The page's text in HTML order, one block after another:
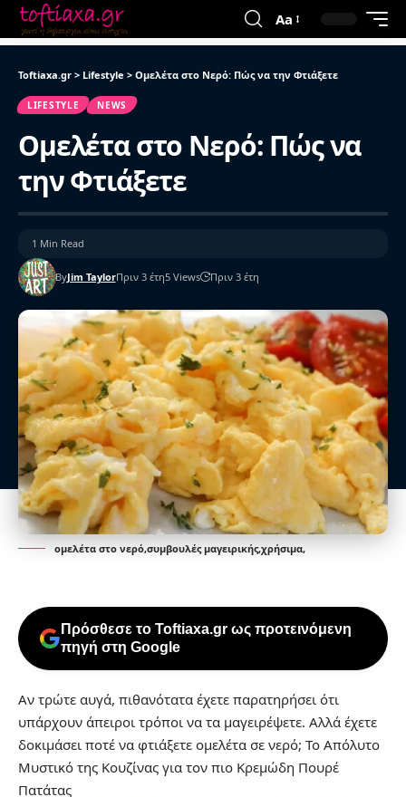
Aa
Toftiaxa.gr > Lifestyle > Ομελέτα στο Νερό: Πώς να την Φτιάξετε
LIFESTYLE NEWS
Ομελέτα στο Νερό: Πώς να
την Φτιάξετε
ByJim TaylorΠριν 3 έτη5 Views Πριν 3 έτη
1 Min Read
oμελέτα στο νερό,συμβουλές μαγειρικής,χρήσιμα,
Πρόσθεσε το Toftiaxa.gr ως προτεινόμενη
πηγή στη Google
Αν τρώτε αυγά, πιθανότατα έχετε παρατηρήσει ότι
υπάρχουν άπειροι τρόποι να τα μαγειρέψετε. Αλλά έχετε
δοκιμάσει ποτέ να φτιάξετε ομελέτα σε νερό; Το Απόλυτο
Μυστικό της Κουζίνας για τον πιο Κρεμώδη Πουρέ
Πατάτας